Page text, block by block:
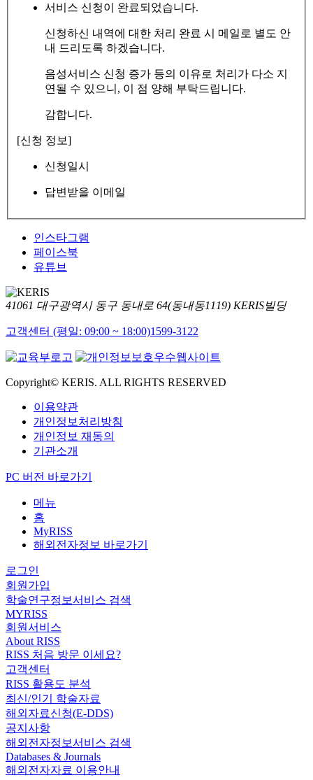
서비스 신청이 완료되었습니다.
신청하신 내역에 대한 처리 완료 시 메일로 별도 안
내 드리도록 하겠습니다.
음성서비스 신청 증가 등의 이유로 처리가 다소 지
연될 수 있으니, 이 점 양해 부탁드립니다.
감합니다.
[신청 정보]
신청일시
답변받을 이메일
인스타그램
페이스북
유튜브
41061 대구광역시 동구 동내로 64(동내동1119) KERIS빌딩
고객센터 (평일: 09:00 ~ 18:00)1599-3122
Copyright© KERIS. ALL RIGHTS RESERVED
이용약관
개인정보처리방침
개인정보 재동의
기관소개
PC 버전 바로가기
메뉴
홈
MyRISS
해외전자정보 바로가기
로그인
회원가입
학술연구정보서비스 검색
MYRISS
회원서비스
About RISS
RISS 처음 방문 이세요?
고객센터
RISS 활용도 분석
최신/인기 학술자료
해외자료신청(E-DDS)
공지사항
해외전자정보서비스 검색
Databases & Journals
해외전자자료 이용안내